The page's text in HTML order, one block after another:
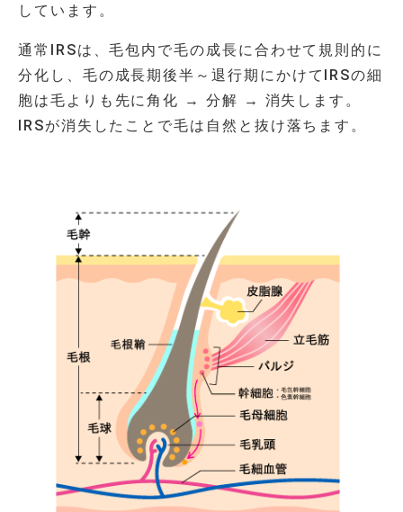
しています。
通常 IRSは、毛包内で毛の成長に合わせて規則的に
分化し、毛の成長期後半～退行期にかけて IRSの細
胞は毛よりも先に角化 → 分解 → 消失します。
IRSが消失したことで毛は自然と抜け落ちます。